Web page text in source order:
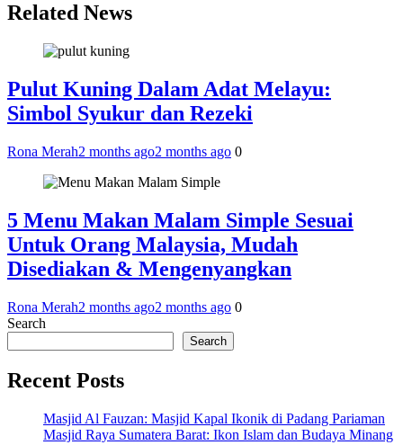
Related News
Pulut Kuning Dalam Adat Melayu:
Simbol Syukur dan Rezeki
Rona Merah2 months ago2 months ago 0
5 Menu Makan Malam Simple Sesuai
Untuk Orang Malaysia, Mudah
Disediakan & Mengenyangkan
Rona Merah2 months ago2 months ago 0
Search
Search
Recent Posts
Masjid Al Fauzan: Masjid Kapal Ikonik di Padang Pariaman
Masjid Raya Sumatera Barat: Ikon Islam dan Budaya Minang